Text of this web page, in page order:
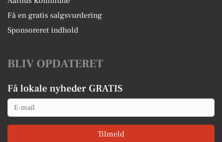
Få en gratis salgsvurdering
Sponsoreret indhold
BLIV OPDATERET
Få lokale nyheder GRATIS
Email
Tilmeld